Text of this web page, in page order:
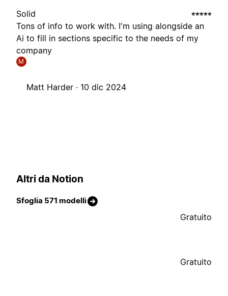
Solid
Tons of info to work with. I'm using alongside an
Ai to fill in sections specific to the needs of my
company
M
Matt Harder · 10 dic 2024
Altri da Notion
Sfoglia 571 modelli
Gratuito
Gratuito